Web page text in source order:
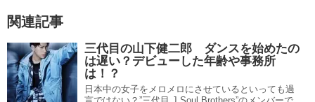
関連記事
三代目の山下健二郎 ダンスを始めたの
は遅い？デビューした年齢や事務所
は！？
日本中の女子をメロメロにさせているといっても過